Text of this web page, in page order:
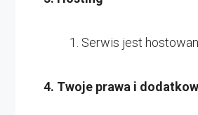
Serwis jest
4. Twoje prawa i